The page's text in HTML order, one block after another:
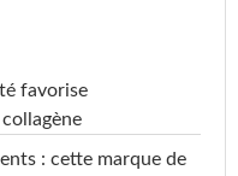
favorise
: cette marque de